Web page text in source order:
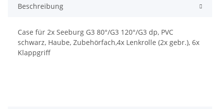
Beschreibung
Case für 2x Seeburg G3 80°/G3 120°/G3 dp, PVC
schwarz, Haube, Zubehörfach,4x Lenkrolle (2x gebr.), 6x
Klappgriff